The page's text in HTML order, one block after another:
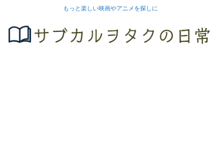
もっと楽しい映画やアニメを探しに